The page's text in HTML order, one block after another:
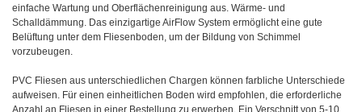
einfache Wartung und Oberflächenreinigung aus. Wärme- und
Schalldämmung. Das einzigartige AirFlow System ermöglicht eine gute
Belüftung unter dem Fliesenboden, um der Bildung von Schimmel
vorzubeugen.
PVC Fliesen aus unterschiedlichen Chargen können farbliche Unterschiede
aufweisen. Für einen einheitlichen Boden wird empfohlen, die erforderliche
Anzahl an Fliesen in einer Bestellung zu erwerben. Ein Verschnitt von 5-10